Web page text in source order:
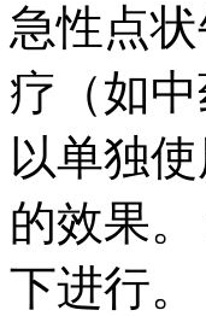
急性点
疗（如
以单独
的效果
下进行。